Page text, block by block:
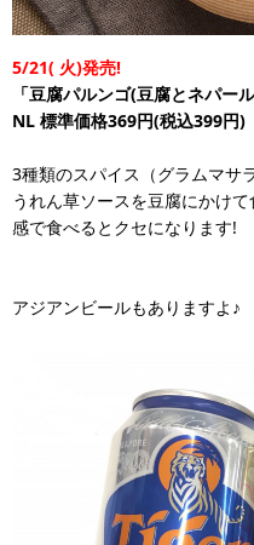
5/21( 火)発売!
「豆腐パルンゴ(豆腐とネパー
NL 標準価格369円(税込399円)
3種類のスパイス（グラムマサ
うれん草ソースを豆腐にかけ
感で食べるとクセになります!
アジアンビールもありますよ♪